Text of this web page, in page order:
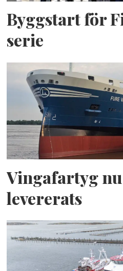
Byggstart för
serie
Vingafartyg
levererats